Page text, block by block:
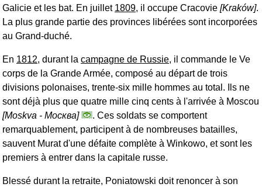
Galicie et les bat. En juillet 1809, il occupe Cracovie [Kraków].
La plus grande partie des provinces libérées sont incorporées
au Grand-duché.
En 1812, durant la campagne de Russie, il commande le Ve
corps de la Grande Armée, composé au départ de trois
divisions polonaises, trente-six mille hommes au total. Ils ne
sont déjà plus que quatre mille cinq cents à l'arrivée à Moscou
[Moskva - Москва]
. Ces soldats se comportent
remarquablement, participent à de nombreuses batailles,
sauvent Murat d'une défaite complète à Winkowo, et sont les
premiers à entrer dans la capitale russe.
Blessé durant la retraite, Poniatowski doit renoncer à son